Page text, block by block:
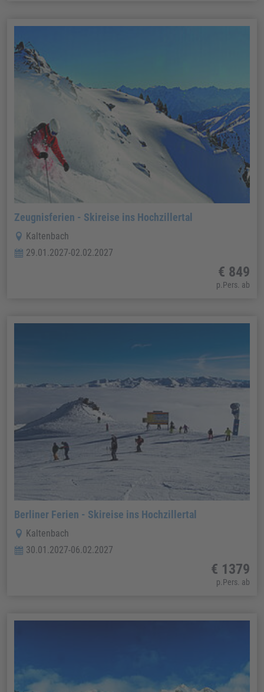
Zeugnisferien - Skireise ins Hochzillertal
Kaltenbach
29.01.2027-02.02.2027
€ 849
p.Pers. ab
Berliner Ferien - Skireise ins Hochzillertal
Kaltenbach
30.01.2027-06.02.2027
€ 1379
p.Pers. ab